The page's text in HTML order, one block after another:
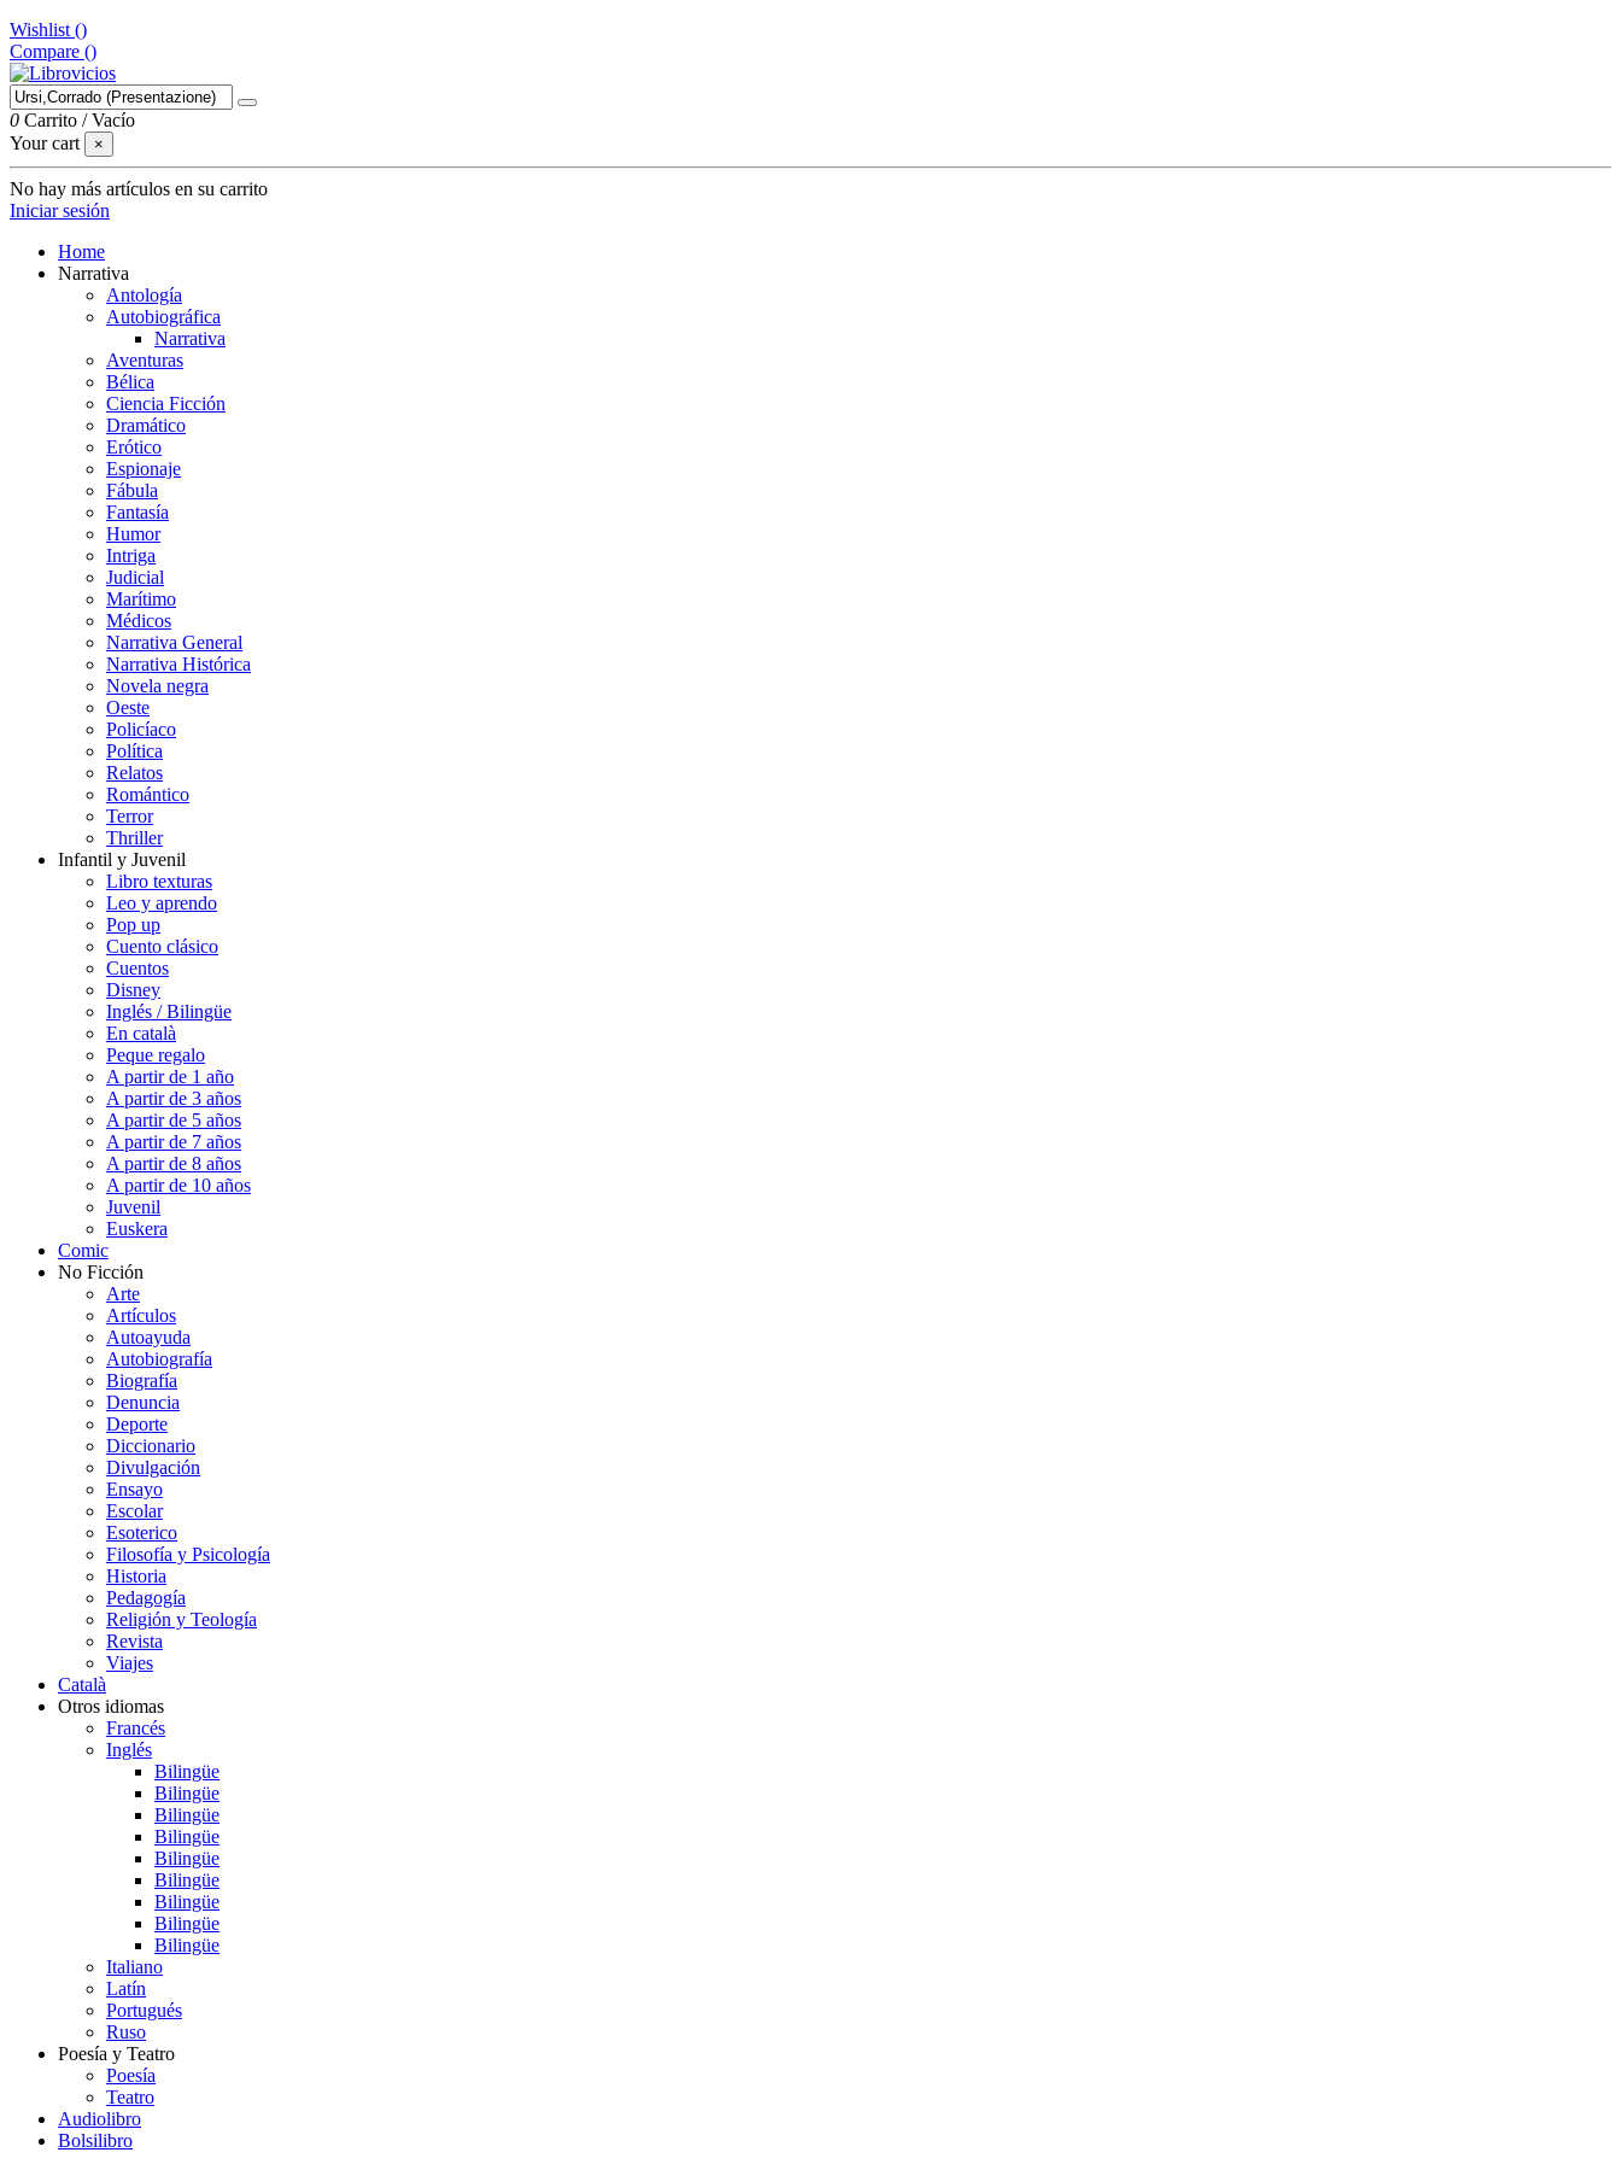
Wishlist ()
Compare ()
0 Carrito /Vacío
Your cart
×
No hay más artículos en su carrito
Iniciar sesión
Home
Narrativa
Antología
Autobiográfica
Narrativa
Aventuras
Bélica
Ciencia Ficción
Dramático
Erótico
Espionaje
Fábula
Fantasía
Humor
Intriga
Judicial
Marítimo
Médicos
Narrativa General
Narrativa Histórica
Novela negra
Oeste
Policíaco
Política
Relatos
Romántico
Terror
Thriller
Infantil y Juvenil
Libro texturas
Leo y aprendo
Pop up
Cuento clásico
Cuentos
Disney
Inglés / Bilingüe
En català
Peque regalo
A partir de 1 año
A partir de 3 años
A partir de 5 años
A partir de 7 años
A partir de 8 años
A partir de 10 años
Juvenil
Euskera
Comic
No Ficción
Arte
Artículos
Autoayuda
Autobiografía
Biografía
Denuncia
Deporte
Diccionario
Divulgación
Ensayo
Escolar
Esoterico
Filosofía y Psicología
Historia
Pedagogía
Religión y Teología
Revista
Viajes
Català
Otros idiomas
Francés
Inglés
Bilingüe
Bilingüe
Bilingüe
Bilingüe
Bilingüe
Bilingüe
Bilingüe
Bilingüe
Bilingüe
Italiano
Latín
Portugués
Ruso
Poesía y Teatro
Poesía
Teatro
Audiolibro
Bolsilibro